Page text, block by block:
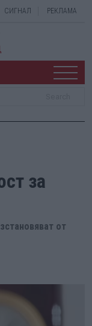
СИГНАЛ РЕКЛАМА
за
от